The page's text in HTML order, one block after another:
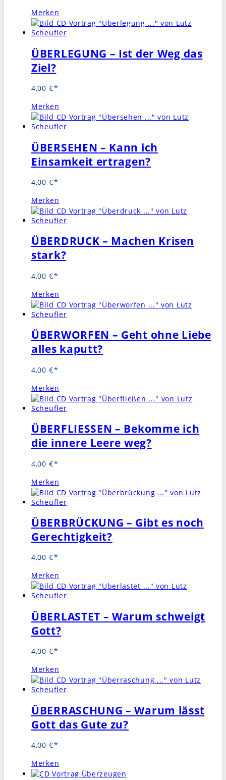
Merken
ÜBERLEGUNG – Ist der Weg das
Ziel?
4,00 €
Merken
ÜBERSEHEN – Kann ich
Einsamkeit ertragen?
4,00 €
Merken
ÜBERDRUCK – Machen Krisen
stark?
4,00 €
Merken
ÜBERWORFEN – Geht ohne Liebe
alles kaputt?
4,00 €
Merken
ÜBERFLIESSEN – Bekomme ich
die innere Leere weg?
4,00 €
Merken
ÜBERBRÜCKUNG – Gibt es noch
Gerechtigkeit?
4,00 €
Merken
ÜBERLASTET – Warum schweigt
Gott?
4,00 €
Merken
ÜBERRASCHUNG – Warum lässt
Gott das Gute zu?
4,00 €
Merken